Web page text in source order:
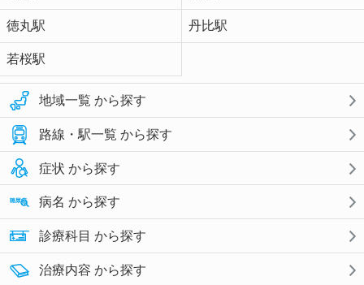
徳丸駅 丹比駅
若桜駅
地域一覧 から探す
路線・駅一覧 から探す
症状 から探す
病名 から探す
診療科目 から探す
治療内容 から探す